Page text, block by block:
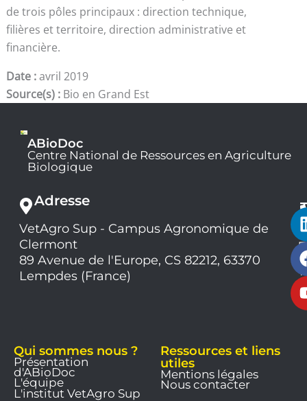
de trois pôles principaux : direction technique,
filières et territoire, direction administrative et
financière.
Date :avril 2019
Source(s) : Bio en Grand Est
ABioDoc
Centre National de Ressources en Agriculture
Biologique
Adresse
VetAgro Sup - Campus Agronomique de
Clermont
89 Avenue de l'Europe, CS 82212, 63370
Lempdes (France)
Qui sommes nous ?
Présentation
d'ABioDoc
L'équipe
L'institut VetAgro Sup
Ressources et liens
utiles
Mentions légales
Nous contacter